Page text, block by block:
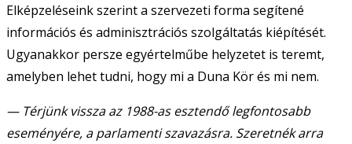
Elképzeléseink szerint a szervezeti forma segítené
információs és adminisztrációs szolgáltatás kiépítését.
Ugyanakkor persze egyértelműbe helyzetet is teremt,
amelyben lehet tudni, hogy mi a Duna Kör és mi nem.
— Térjünk vissza az 1988-as esztendő legfontosabb
eseményére, a parlamenti szavazásra. Szeretnék arra